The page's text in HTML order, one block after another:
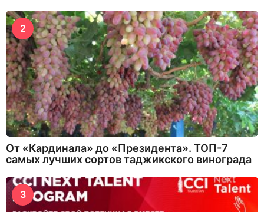
2
От «Кардинала» до «Президента». ТОП-7
самых лучших сортов таджикского винограда
3